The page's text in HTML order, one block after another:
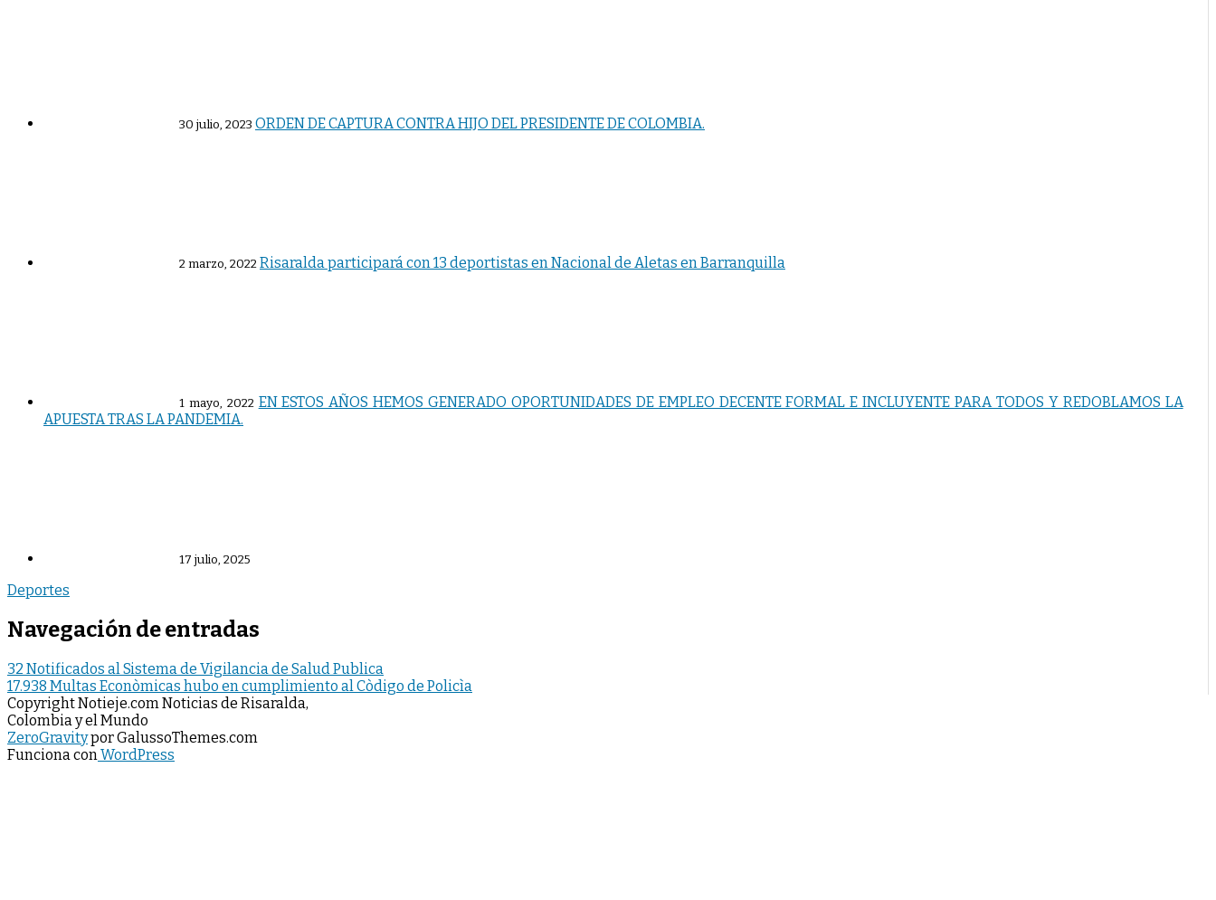
30 julio, 2023 ORDEN DE CAPTURA CONTRA HIJO DEL PRESIDENTE DE COLOMBIA.
2 marzo, 2022Risaralda participará con 13 deportistas en Nacional de Aletas en Barranquilla
1 mayo, 2022 EN ESTOS AÑOS HEMOS GENERADO OPORTUNIDADES DE EMPLEO DECENTE FORMAL E INCLUYENTE PARA TODOS Y REDOBLAMOS LA
APUESTA TRAS LA PANDEMIA.
17 julio, 2025
Deportes
Navegación de entradas
32 Notificados al Sistema de Vigilancia de Salud Publica
17.938 Multas Econòmicas hubo en cumplimiento al Còdigo de Policìa
Copyright Notieje.com Noticias de Risaralda,
Colombia y el Mundo
ZeroGravitypor GalussoThemes.com
Funciona conWordPress